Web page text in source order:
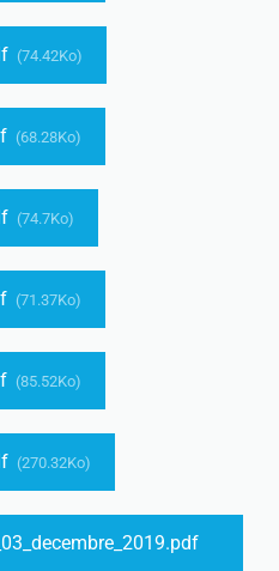
(74.42Ko)
(68.28Ko)
(74.7Ko)
(71.37Ko)
(85.52Ko)
(270.32Ko)